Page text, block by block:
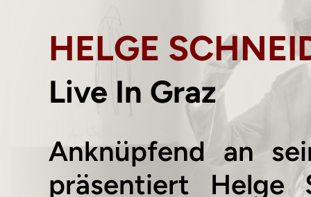
HELGE
Live In Graz
Anknüpfend an
präsentiert Helge